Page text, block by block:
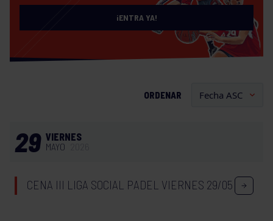
¡ENTRA YA!
ORDENAR
29 VIERNES
MAYO
CENA III LIGA SOCIAL PADEL VIERNES 29/05